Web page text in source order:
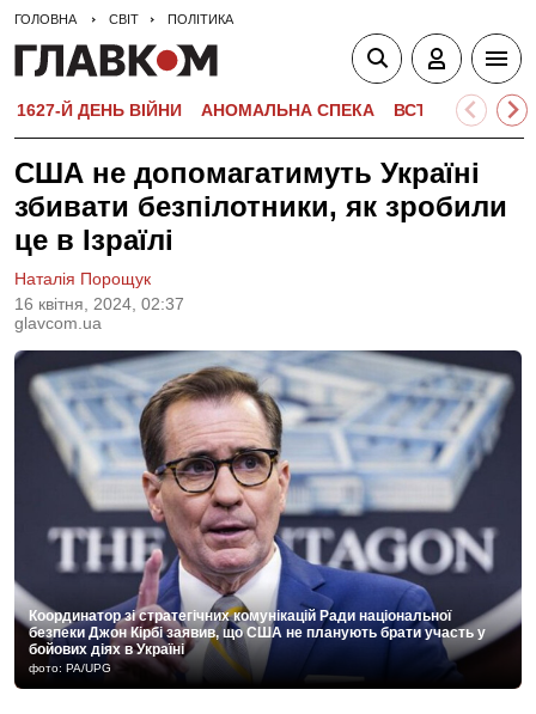
ГОЛОВНА СВІТ ПОЛІТИКА
1627-Й ДЕНЬ ВІЙНИ АНОМАЛЬНА СПЕКА ВСТУПНА
США не допомагатимуть Україні
збивати безпілотники, як зробили
це в Ізраїлі
16 квiтня, 2024, 02:37
glavcom.ua
Наталія Порощук
Координатор зі стратегічних комунікацій Ради національної
безпеки Джон Кірбі заявив, що США не планують брати участь у
бойових діях в Україні
фото: PA/UPG